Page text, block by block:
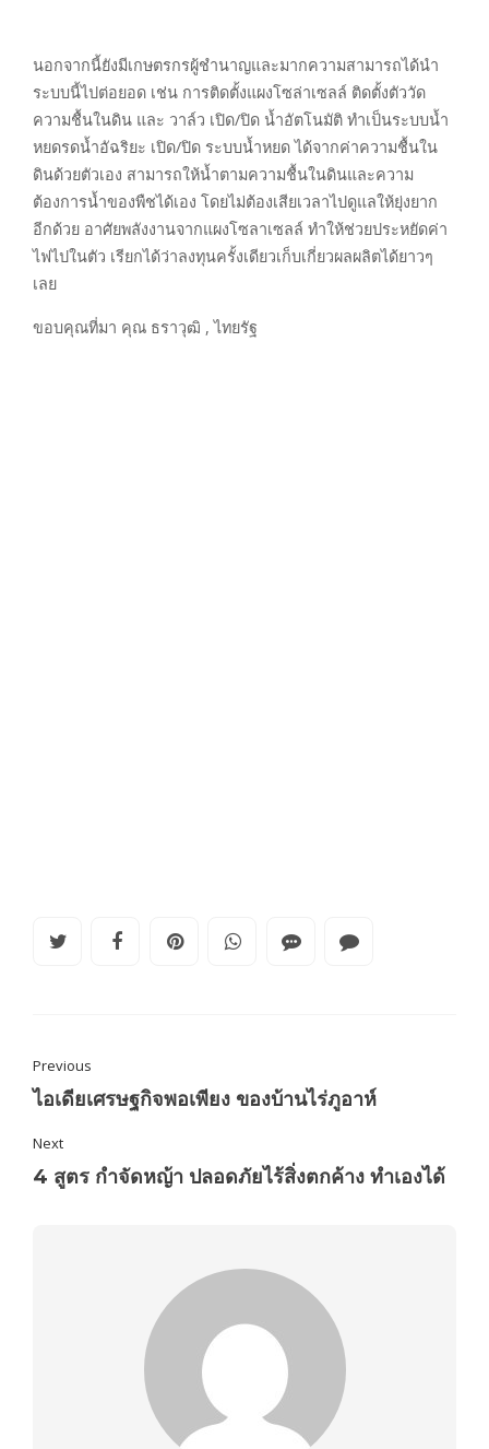
นอกจากนี้ยังมีเกษตรกรผู้ชำนาญและมากความสามารถได้นำ
ระบบนี้ไปต่อยอด เช่น การติดตั้งแผงโซล่าเซลล์ ติดตั้งตัววัด
ความชื้นในดิน และ วาล์ว เปิด/ปิด น้ำอัตโนมัติ ทำเป็นระบบน้ำ
หยดรดน้ำอัฉริยะ เปิด/ปิด ระบบน้ำหยด ได้จากค่าความชื้นใน
ดินด้วยตัวเอง สามารถให้น้ำตามความชื้นในดินและความ
ต้องการน้ำของพืชได้เอง โดยไม่ต้องเสียเวลาไปดูแลให้ยุ่งยาก
อีกด้วย อาศัยพลังงานจากแผงโซลาเซลล์ ทำให้ช่วยประหยัดค่า
ไฟไปในตัว เรียกได้ว่าลงทุนครั้งเดียวเก็บเกี่ยวผลผลิตได้ยาวๆ
เลย
ขอบคุณที่มา คุณ ธราวุฒิ , ไทยรัฐ
Previous
ไอเดียเศรษฐกิจพอเพียง ของบ้านไร่ภูอาห์
Next
4 สูตร กำจัดหญ้า ปลอดภัยไร้สิ่งตกค้าง ทำเองได้